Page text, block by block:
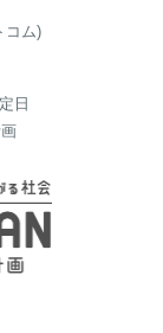
コム)
日